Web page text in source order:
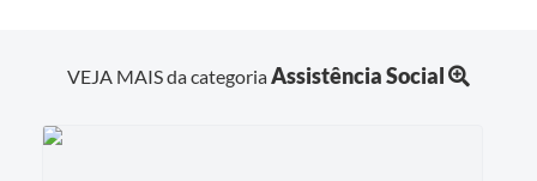
VEJA MAIS da categoriaAssistência Social